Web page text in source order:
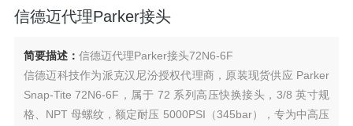
信德迈代理Parker接头
简要描述： 信德迈代理Parker接头72N6-6F
信德迈科技作为派克汉尼汾授权代理商，原装现货供应 Parker
Snap‑Tite 72N6‑6F，属于 72 系列高压快换接头，3/8 英寸规
格、NPT 母螺纹，额定耐压 5000PSI（345bar），专为中高压